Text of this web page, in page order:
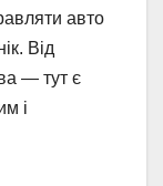
авто
Від
— тут є
і